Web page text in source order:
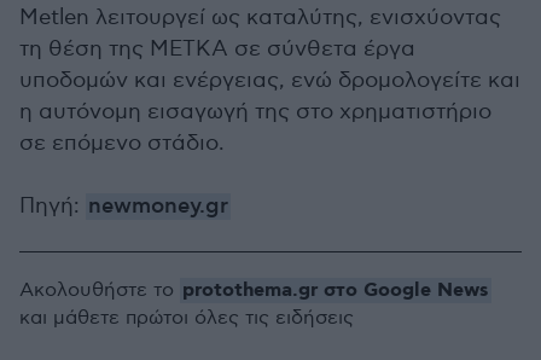
Metlen λειτουργεί ως καταλύτης, ενισχύοντας
τη θέση της ΜΕΤΚΑ σε σύνθετα έργα
υποδομών και ενέργειας, ενώ δρομολογείτε και
η αυτόνομη εισαγωγή της στο χρηματιστήριο
σε επόμενο στάδιο.
Πηγή: newmoney.gr
Ακολουθήστε το protothema.gr στο Google News
και μάθετε πρώτοι όλες τις ειδήσεις